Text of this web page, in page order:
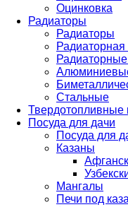
Оцинковка
Радиаторы
Радиаторы
Стальные
Твердотопливные
Посуда для дачи
Посуда для
Казаны
Мангалы
Печи под